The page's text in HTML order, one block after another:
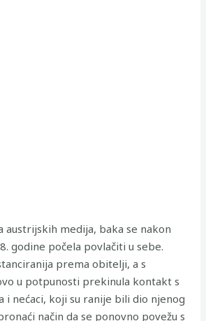
austrijskih medija, baka se nakon
godine počela povlačiti u sebe.
prema obitelji, a s
u potpunosti prekinula kontakt s
i nećaci, koji su ranije bili dio njenog
način da se ponovno povežu s